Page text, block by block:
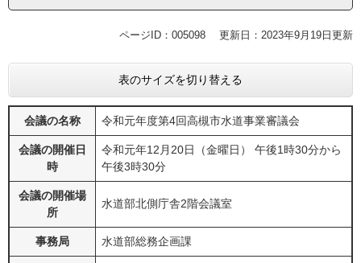
ページID：005098 更新日：2023年9月19日更新
表のサイズを切り替える
会議の名称 令和元年度第4回高槻市水道事業審議会
会議の開催日
時
令和元年12月20日（金曜日） 午後1時30分から
午後3時30分
会議の開催場
所
水道部北側庁舎2階会議室
事務局 水道部総務企画課